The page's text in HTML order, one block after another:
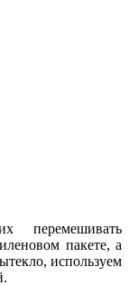
пакете, а
используем